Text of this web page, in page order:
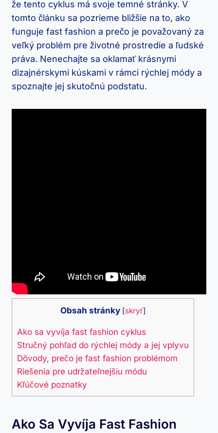
že tento cyklus má svoje temné stránky. V
tomto článku sa pozrieme bližšie na to, ako
funguje fast fashion a prečo je považovaný za
veľký problém pre životné prostredie a ľudské
práva. Nenechajte sa oklamať krásnymi
dizajnérskymi kúskami v rámci rýchlej módy a
spoznajte jej skutočnú podstatu.
Obsah stránky [skryť]
Ako sa vyvíja fast fashion cyklus
Stručný pohľad do rýchlej módy a jej vplyvu
Dôvody, prečo je fast fashion problémom
Riešenia pre udržateľnejšiu módu
Kľúčové poznatky
Ako Sa Vyvíja Fast Fashion